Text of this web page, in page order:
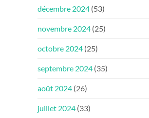
décembre 2024 (53)
novembre 2024 (25)
octobre 2024 (25)
septembre 2024 (35)
août 2024 (26)
juillet 2024 (33)